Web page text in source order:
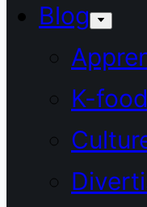
Blog
K-food